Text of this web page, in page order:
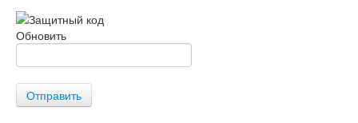
Обновить
Отправить